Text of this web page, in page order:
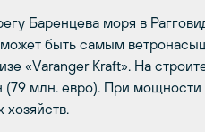
Баренцева моря в
быть самым
«Varanger Kraft». На
млн. евро). При